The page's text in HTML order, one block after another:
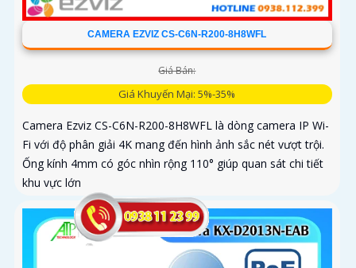
CAMERA EZVIZ CS-C6N-R200-8H8WFL
Giá Bán:
Giá Khuyến Mại: 5%-35%
Camera Ezviz CS-C6N-R200-8H8WFL là dòng camera IP Wi-
Fi với độ phân giải 4K mang đến hình ảnh sắc nét vượt trội.
Ống kính 4mm có góc nhìn rộng 110° giúp quan sát chi tiết
khu vực lớn